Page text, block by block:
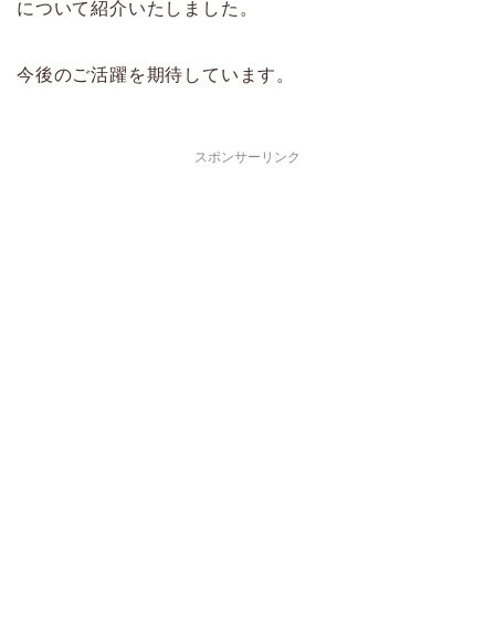
について紹介いたしました。
今後のご活躍を期待しています。
スポンサーリンク